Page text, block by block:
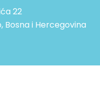
22
Bosna i Hercegovina